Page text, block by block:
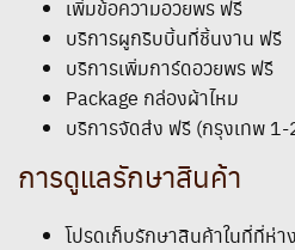
เพิ่มข้อความอวยพร ฟรี
บริการผูกริบบิ้นที่ชิ้นงาน ฟรี
บริการเพิ่มการ์ดอวยพร ฟรี
Package กล่องผ้าไหม
บริการจัดส่ง ฟรี (กรุงเทพ
การดูแลรักษาสินค้า
โปรดเก็บรักษาสินค้าในที่ที่ห่